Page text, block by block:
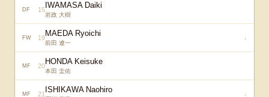
DF 15 IWAMASA Daiki
岩政 大樹
FW 19MAEDA Ryoichi
前田 遼一
↓
MF 20HONDA Keisuke
本田 圭佑
MF 21 ISHIKAWA Naohiro ↓